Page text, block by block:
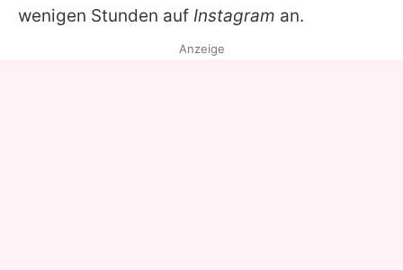
wenigen Stunden auf Instagram an.
Anzeige